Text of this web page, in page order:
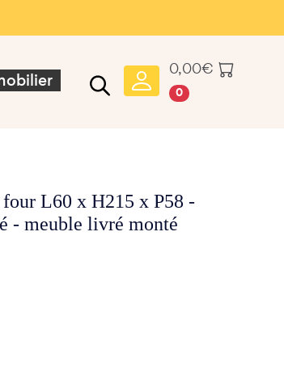
0,00€
0
L60 x H215 x P58 -
- meuble livré monté